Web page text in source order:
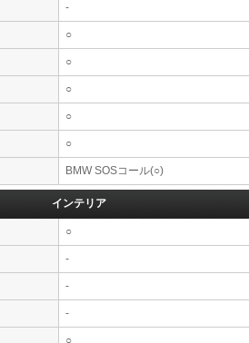
-
○
○
○
○
○
BMW SOSコール(○)
インテリア
○
-
-
-
○